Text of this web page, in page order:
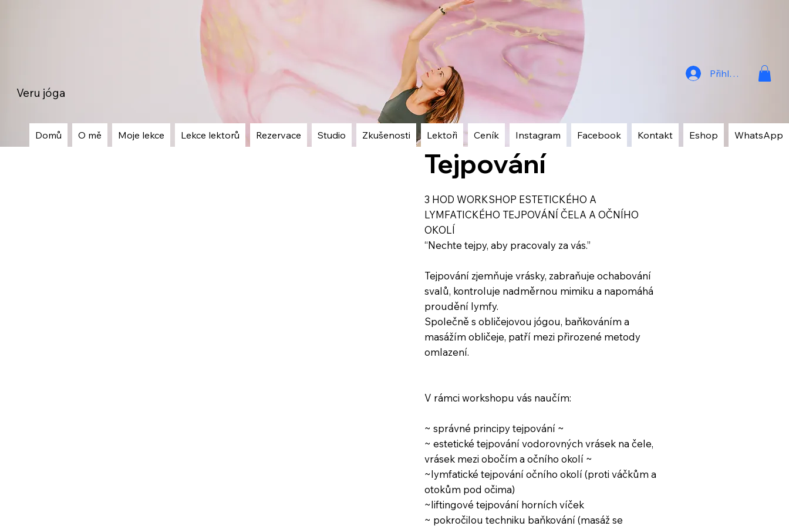
Veru jóga
Domů O mě Moje lekce Lekce lektorů Rezervace Studio Zkušenosti Lektoři Ceník Instagram Facebook Kontakt Eshop WhatsApp
Přihlásit
Tejpování
3 HOD WORKSHOP ESTETICKÉHO A
LYMFATICKÉHO TEJPOVÁNÍ ČELA A OČNÍHO
OKOLÍ
“Nechte tejpy, aby pracovaly za vás.”
Tejpování zjemňuje vrásky, zabraňuje ochabování
svalů, kontroluje nadměrnou mimiku a napomáhá
proudění lymfy.
Společně s obličejovou jógou, baňkováním a
masážím obličeje, patří mezi přirozené metody
omlazení.
V rámci workshopu vás naučím:
~ správné principy tejpování ~
~ estetické tejpování vodorovných vrásek na čele,
vrásek mezi obočím a očního okolí ~
~lymfatické tejpování očního okolí (proti váčkům a
otokům pod očima)
~liftingové tejpování horních víček
~ pokročilou techniku baňkování (masáž se